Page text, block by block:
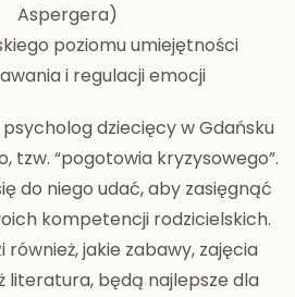
Aspergera)
poziomu umiejętności
i regulacji emocji
dziecięcy w Gdańsku
tzw. “pogotowia kryzysowego”.
do niego udać, aby zasięgnąć
kompetencji rodzicielskich.
jakie zabawy, zajęcia
literatura, będą najlepsze dla